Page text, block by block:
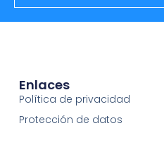
Enlaces
Política de privacidad
Protección de datos